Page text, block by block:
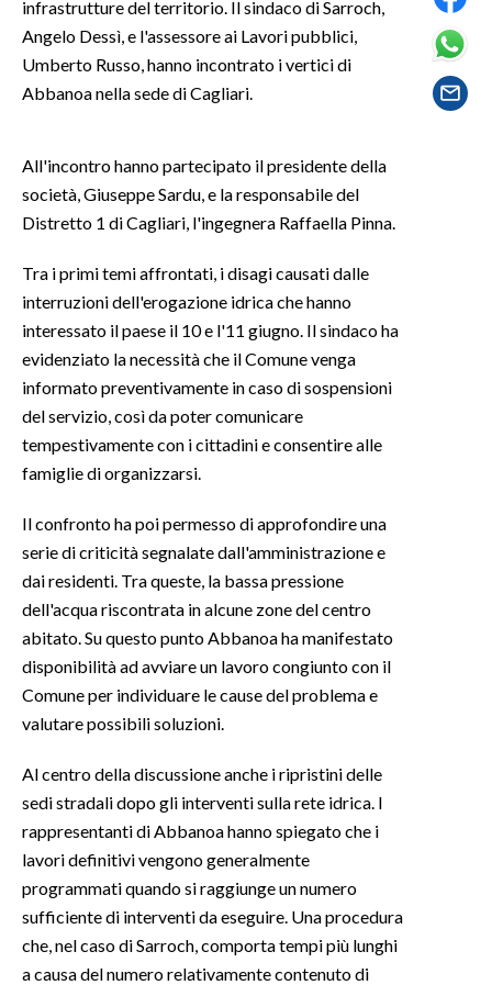
GOSSIP
SALUTE
SARDI NEL MONDO
#CARAUNIONE
INSULARITÀ
INFO AZIENDE
ANNUNCI
NECROLOGI
PUBBLICITÀ
SPIAGGE
infrastrutture del territorio. Il sindaco di Sarroch,
Angelo Dessì, e l'assessore ai Lavori pubblici,
Umberto Russo, hanno incontrato i vertici di
Abbanoa nella sede di Cagliari.
All'incontro hanno partecipato il presidente della
società, Giuseppe Sardu, e la responsabile del
Distretto 1 di Cagliari, l'ingegnera Raffaella Pinna.
Tra i primi temi affrontati, i disagi causati dalle
interruzioni dell'erogazione idrica che hanno
interessato il paese il 10 e l'11 giugno. Il sindaco ha
evidenziato la necessità che il Comune venga
informato preventivamente in caso di sospensioni
del servizio, così da poter comunicare
tempestivamente con i cittadini e consentire alle
famiglie di organizzarsi.
Il confronto ha poi permesso di approfondire una
serie di criticità segnalate dall'amministrazione e
dai residenti. Tra queste, la bassa pressione
dell'acqua riscontrata in alcune zone del centro
abitato. Su questo punto Abbanoa ha manifestato
disponibilità ad avviare un lavoro congiunto con il
Comune per individuare le cause del problema e
valutare possibili soluzioni.
Al centro della discussione anche i ripristini delle
sedi stradali dopo gli interventi sulla rete idrica. I
rappresentanti di Abbanoa hanno spiegato che i
lavori definitivi vengono generalmente
programmati quando si raggiunge un numero
sufficiente di interventi da eseguire. Una procedura
che, nel caso di Sarroch, comporta tempi più lunghi
a causa del numero relativamente contenuto di